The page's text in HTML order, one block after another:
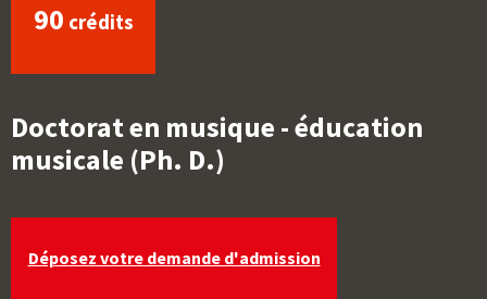
90 crédits
Doctorat en musique - éducation
musicale (Ph. D.)
Déposez votre demande d'admission